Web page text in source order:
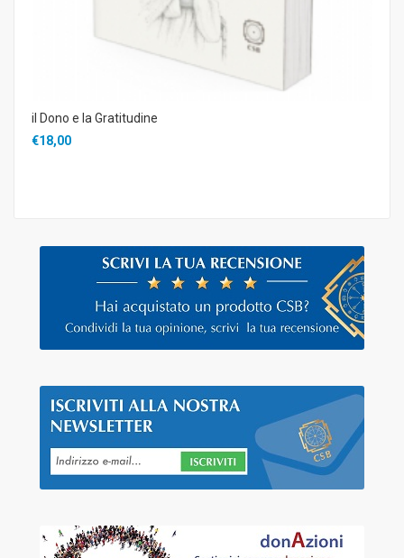
il Dono e la Gratitudine
€18,00